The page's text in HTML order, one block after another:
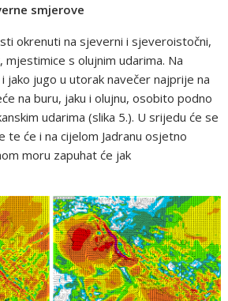
smjerove
okrenuti na sjeverni i sjeveroistočni,
mjestimice s olujnim udarima. Na
jako jugo u utorak navečer najprije na
na buru, jaku i olujnu, osobito podno
udarima (slika 5.). U srijedu će se
te će i na cijelom Jadranu osjetno
moru zapuhat će jak